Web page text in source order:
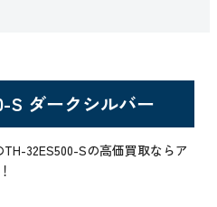
S ダークシルバー
32ES500-Sの高価買取ならア